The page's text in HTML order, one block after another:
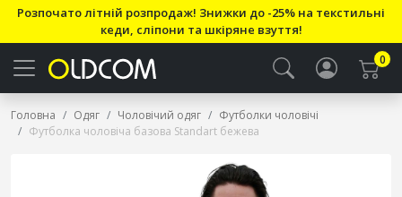
Розпочато літній розпродаж! Знижки до -25% на текстильні
кеди, сліпони та шкіряне взуття!
0
Головна Одяг Чоловічий одяг
Футболки чоловічі
Футболка чоловіча базова Standart бежева